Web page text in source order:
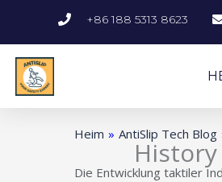
springen
+86 188 5313 8623
Heim » AntiSlip Tech Blog
Die Entwicklung taktiler